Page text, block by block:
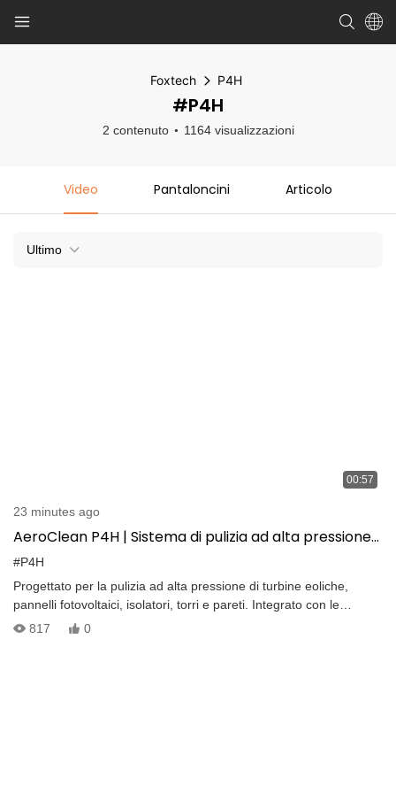
Foxtech P4H
#P4H
2 contenuto 1164 visualizzazioni
Video Pantaloncini Articolo
Ultimo
00:57
23 minutes ago
AeroClean P4H | Sistema di pulizia ad alta pressione
per droni con carico utile di 20 kg e spruzzatura di 10
MPa
#P4H
Progettato per la pulizia ad alta pressione di turbine eoliche,
pannelli fotovoltaici, isolatori, torri e pareti. Integrato con le
piattaforme DJI per una pulizia aerea precisa ed efficiente.
817 0